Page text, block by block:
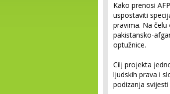
Kako prenosi
uspostaviti
pravima. Na
pakistansko-
optužnice.
Cilj projekta
ljudskih prava i
podizanja